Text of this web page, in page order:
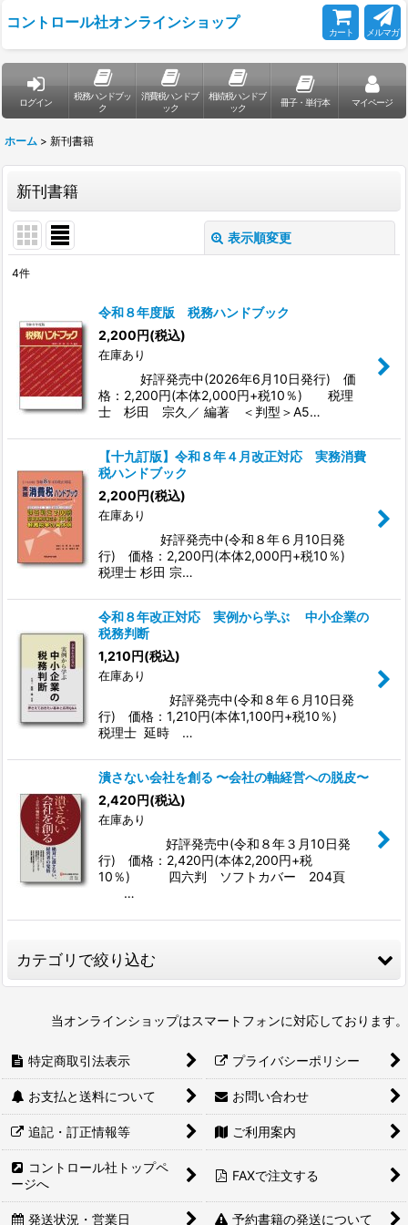
コントロール社オンラインショップ
カート メルマガ
ログイン
税務ハンドブッ
ク
消費税ハンドブ
ック
相続税ハンドブ
ック
冊子・単行本 マイページ
ホーム > 新刊書籍
新刊書籍
表示順変更
並び順:
絞り込む
4件
令和８年度版 税務ハンドブック
2,200円(税込)
在庫あり
好評発売中(2026年6月10日発行) 価
格：2,200円(本体2,000円+税10％) 税理
士 杉田 宗久／ 編著 ＜判型＞A5…
【十九訂版】令和８年４月改正対応 実務消費
税ハンドブック
2,200円(税込)
在庫あり
好評発売中(令和８年６月10日発
行) 価格：2,200円(本体2,000円+税10％)
税理士 杉田 宗…
令和８年改正対応 実例から学ぶ 中小企業の
税務判断
1,210円(税込)
在庫あり
好評発売中(令和８年６月10日発
行) 価格：1,210円(本体1,100円+税10％)
税理士 延時 …
潰さない会社を創る 〜会社の軸経営への脱皮〜
2,420円(税込)
在庫あり
好評発売中(令和８年３月10日発
行) 価格：2,420円(本体2,200円+税
10％) 四六判 ソフトカバー 204頁
…
カテゴリで絞り込む
税務ハンドブック
消費税ハンドブック
相続税ハンドブック
冊子・単行本
当オンラインショップはスマートフォンに対応しております。
特定商取引法表示 プライバシーポリシー
お支払と送料について お問い合わせ
追記・訂正情報等 ご利用案内
コントロール社トップペ
ージへ
FAXで注文する
発送状況・営業日 予約書籍の発送について